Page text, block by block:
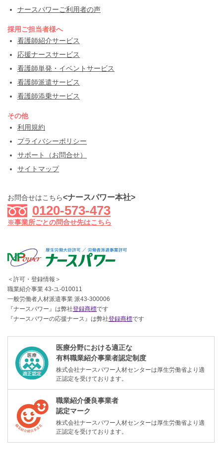
ナースパワーご利用者の声
採用ご担当者様へ
看護師紹介サービス
応援ナースサービス
看護師単発・イベントサービス
看護師派遣サービス
看護師添乗サービス
その他
利用規約
プライバシーポリシー
サポート（お問合せ）
サイトマップ
お問合せはこちら<ナースパワー本社>
0120-573-473
※事業所ごとの問合せ先はこちら
＜許可・登録情報＞
職業紹介事業 43-ユ-010011
一般労働者人材派遣事業 派43-300006
『ナースパワー』は弊社登録商標です
『ナースパワーの応援ナース』は弊社登録商標です
医療分野における適正な
有料職業紹介事業者認定制度
株式会社ナースパワー人材センターは厚生労働省より適
正認定を受けております。
職業紹介優良事業者
認定マーク
株式会社ナースパワー人材センターは厚生労働省より適
正認定を受けております。